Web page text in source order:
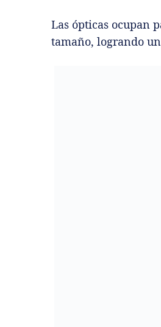
Las ópticas ocupan
tamaño, logrando